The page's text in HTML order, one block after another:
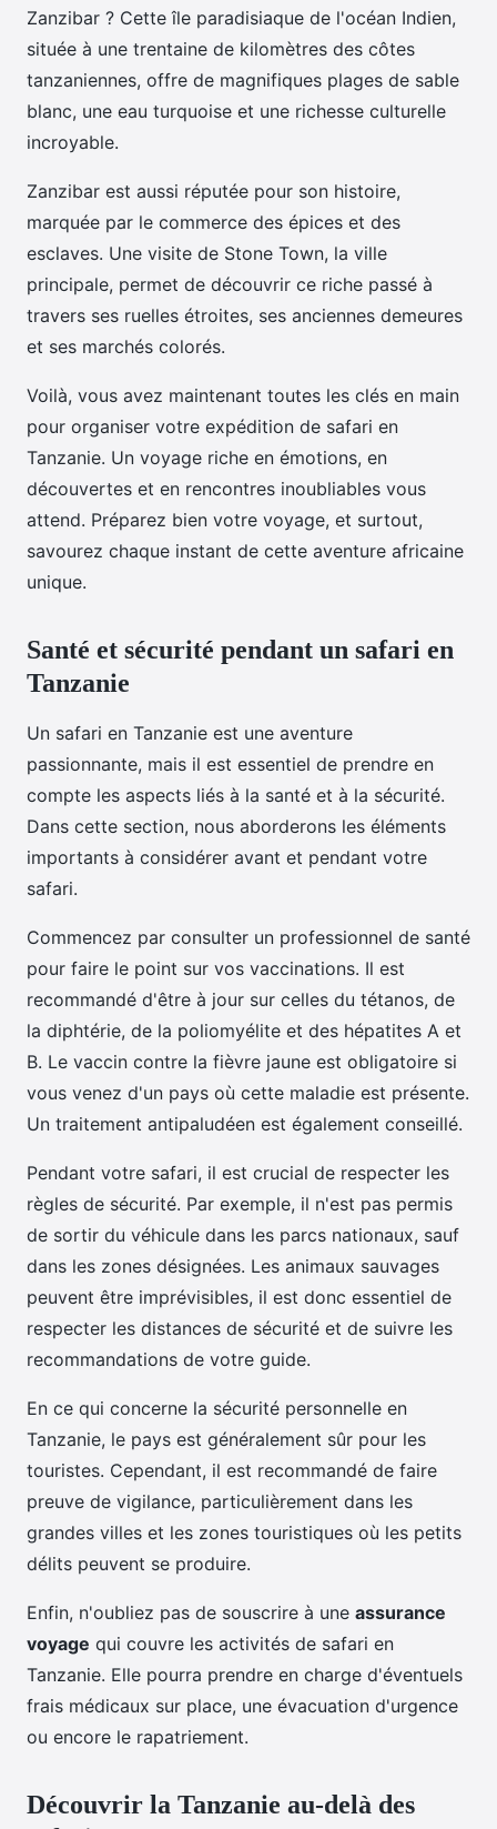
Zanzibar ? Cette île paradisiaque de l'océan Indien,
située à une trentaine de kilomètres des côtes
tanzaniennes, offre de magnifiques plages de sable
blanc, une eau turquoise et une richesse culturelle
incroyable.
Zanzibar est aussi réputée pour son histoire,
marquée par le commerce des épices et des
esclaves. Une visite de Stone Town, la ville
principale, permet de découvrir ce riche passé à
travers ses ruelles étroites, ses anciennes demeures
et ses marchés colorés.
Voilà, vous avez maintenant toutes les clés en main
pour organiser votre expédition de safari en
Tanzanie. Un voyage riche en émotions, en
découvertes et en rencontres inoubliables vous
attend. Préparez bien votre voyage, et surtout,
savourez chaque instant de cette aventure africaine
unique.
Santé et sécurité pendant un safari en
Tanzanie
Un safari en Tanzanie est une aventure
passionnante, mais il est essentiel de prendre en
compte les aspects liés à la santé et à la sécurité.
Dans cette section, nous aborderons les éléments
importants à considérer avant et pendant votre
safari.
Commencez par consulter un professionnel de santé
pour faire le point sur vos vaccinations. Il est
recommandé d'être à jour sur celles du tétanos, de
la diphtérie, de la poliomyélite et des hépatites A et
B. Le vaccin contre la fièvre jaune est obligatoire si
vous venez d'un pays où cette maladie est présente.
Un traitement antipaludéen est également conseillé.
Pendant votre safari, il est crucial de respecter les
règles de sécurité. Par exemple, il n'est pas permis
de sortir du véhicule dans les parcs nationaux, sauf
dans les zones désignées. Les animaux sauvages
peuvent être imprévisibles, il est donc essentiel de
respecter les distances de sécurité et de suivre les
recommandations de votre guide.
En ce qui concerne la sécurité personnelle en
Tanzanie, le pays est généralement sûr pour les
touristes. Cependant, il est recommandé de faire
preuve de vigilance, particulièrement dans les
grandes villes et les zones touristiques où les petits
délits peuvent se produire.
Enfin, n'oubliez pas de souscrire à une assurance
voyage qui couvre les activités de safari en
Tanzanie. Elle pourra prendre en charge d'éventuels
frais médicaux sur place, une évacuation d'urgence
ou encore le rapatriement.
Découvrir la Tanzanie au-delà des